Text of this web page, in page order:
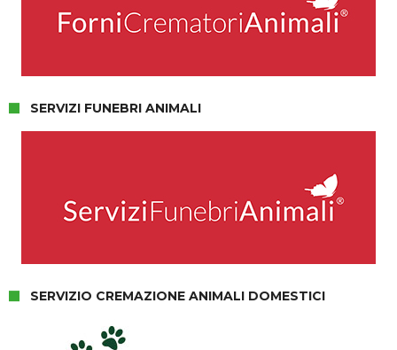
SERVIZI FUNEBRI ANIMALI
SERVIZIO CREMAZIONE ANIMALI DOMESTICI